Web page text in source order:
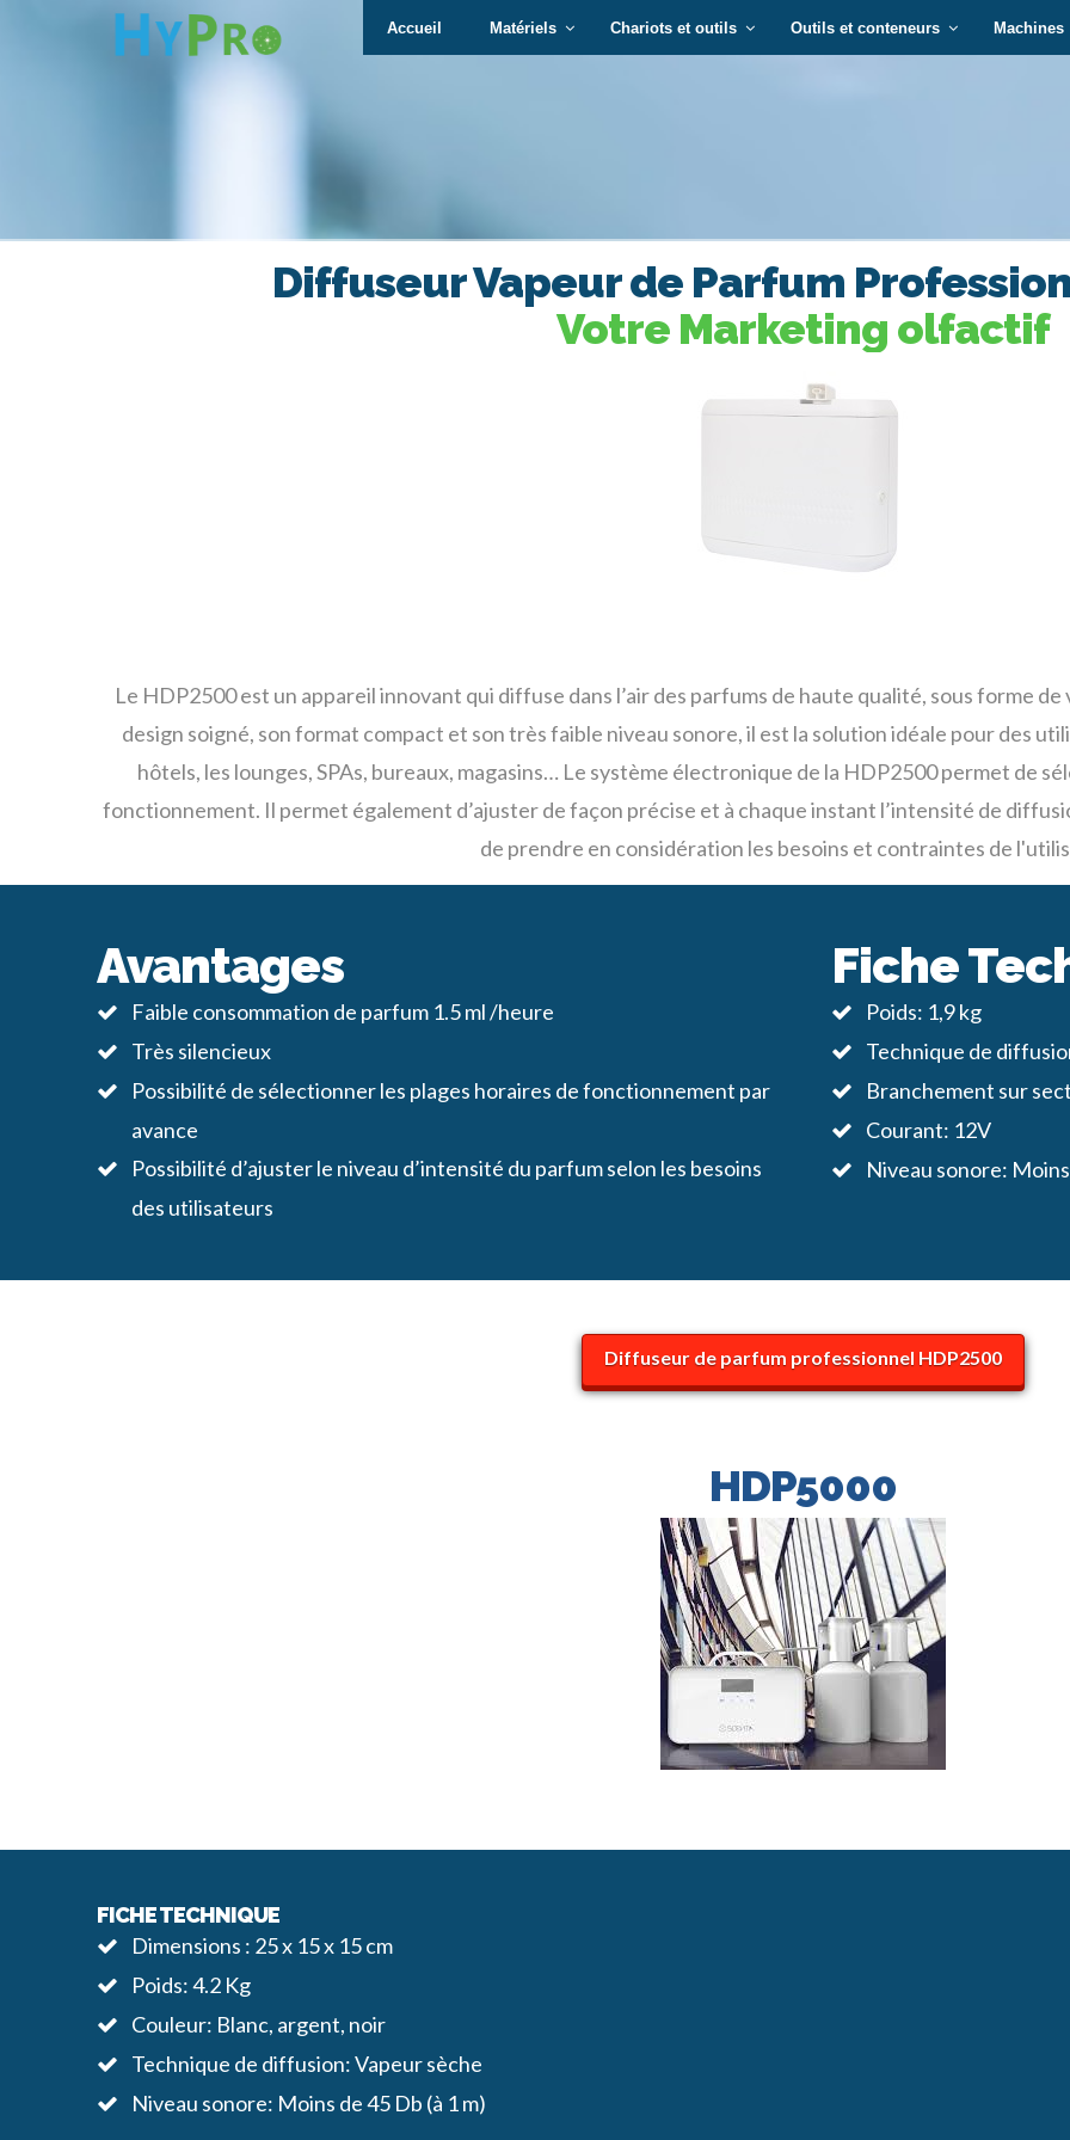
Hypro Accueil Matériels Chariots et outils Outils et conteneurs Machines
Diffuseur Vapeur de Parfum
Votre Marketing olfactif
Le HDP2500 est un appareil innovant qui diffuse dans l’air des parfums de haute qualité, sous forme
design soigné, son format compact et son très faible niveau sonore, il est la solution idéale pour des
hôtels, les lounges, SPAs, bureaux, magasins… Le système électronique de la HDP2500 permet de
fonctionnement. Il permet également d’ajuster de façon précise et à chaque instant l’intensité de
de prendre en considération les besoins et contraintes de
Avantages
Faible consommation de parfum 1.5 ml /heure
Très silencieux
Possibilité de sélectionner les plages horaires de fonctionnement par
avance
Possibilité d’ajuster le niveau d’intensité du parfum selon les besoins
des utilisateurs
Fiche
Poids: 1,9 kg
Technique de
Branchement sur
Courant: 12V
Niveau sonore:
Diffuseur de parfum professionnel HDP2500
HDP5000
FICHE TECHNIQUE
Dimensions : 25 x 15 x 15 cm
Poids: 4.2 Kg
Couleur: Blanc, argent, noir
Technique de diffusion: Vapeur sèche
Niveau sonore: Moins de 45 Db (à 1 m)